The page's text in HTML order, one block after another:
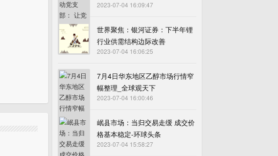
2023-07-04 16:09:47
世界聚焦：银河证券：下半年锂
行业供需结构边际改善
2023-07-04 16:06:25
7月4日华东地区乙醇市场行情窄
幅整理_全球观天下
2023-07-04 16:00:46
岷县市场：当归交易走缓 成交价
格基本稳定-环球头条
2023-07-04 15:58:27